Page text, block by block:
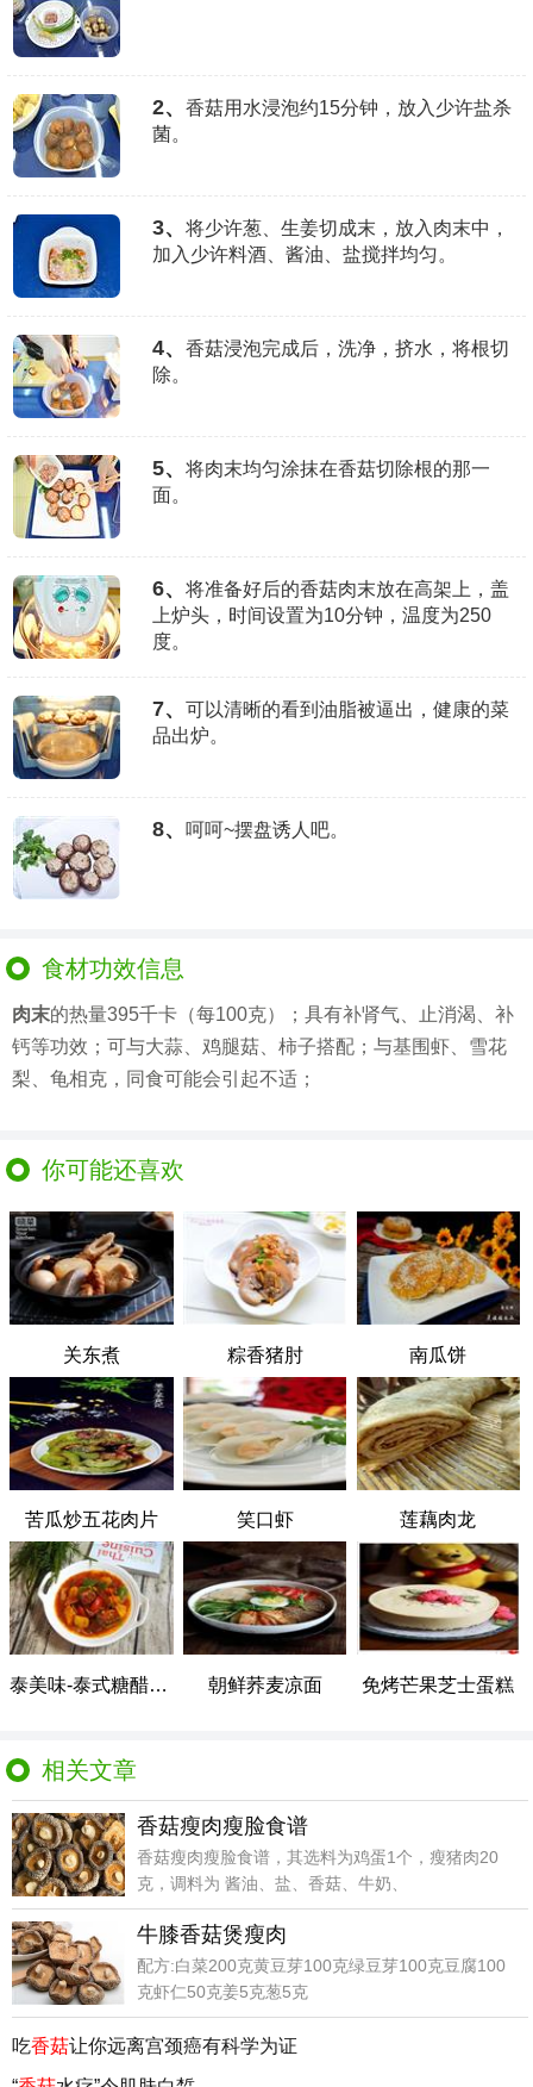
2、
香菇用水浸泡约15分钟，放入少许盐杀
菌。
3、
将少许葱、生姜切成末，放入肉末中，
加入少许料酒、酱油、盐搅拌均匀。
4、
香菇浸泡完成后，洗净，挤水，将根切
除。
5、
将肉末均匀涂抹在香菇切除根的那一
面。
6、
将准备好后的香菇肉末放在高架上，盖
上炉头，时间设置为10分钟，温度为250
度。
7、
可以清晰的看到油脂被逼出，健康的菜
品出炉。
8、 呵呵~摆盘诱人吧。
食材功效信息
肉末的热量395千卡（每100克）；具有补肾气、止消渴、补
钙等功效；可与大蒜、鸡腿菇、柿子搭配；与基围虾、雪花
梨、龟相克，同食可能会引起不适；
你可能还喜欢
关东煮 粽香猪肘 南瓜饼
苦瓜炒五花肉片 笑口虾 莲藕肉龙
泰美味-泰式糖醋排骨 朝鲜荞麦凉面 免烤芒果芝士蛋糕
相关文章
香菇瘦肉瘦脸食谱
香菇瘦肉瘦脸食谱，其选料为鸡蛋1个，瘦猪肉20
克，调料为 酱油、盐、香菇、牛奶、
牛膝香菇煲瘦肉
配方:白菜200克黄豆芽100克绿豆芽100克豆腐100
克虾仁50克姜5克葱5克
吃香菇让你远离宫颈癌有科学为证